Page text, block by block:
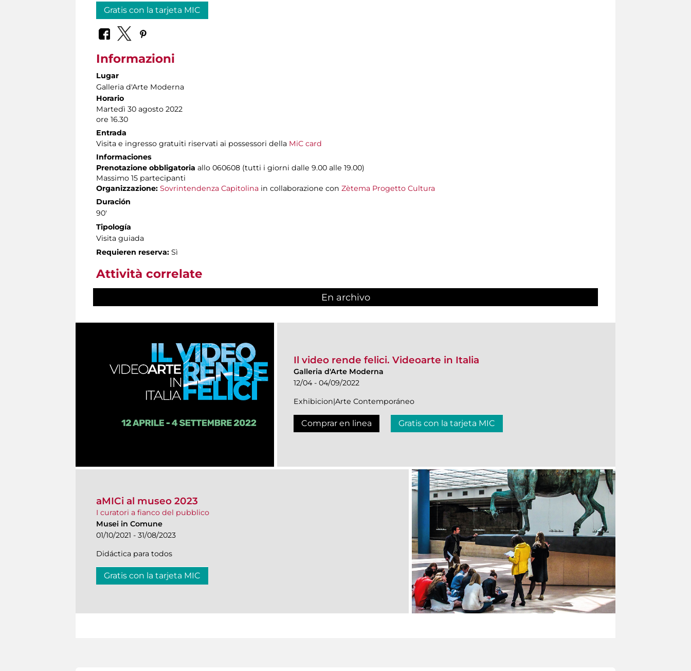
Gratis con la tarjeta MIC
Informazioni
Lugar
Galleria d'Arte Moderna
Horario
Martedì 30 agosto 2022
ore 16.30
Entrada
Visita e ingresso gratuiti riservati ai possessori della MiC card
Informaciones
Prenotazione obbligatoria allo 060608 (tutti i giorni dalle 9.00 alle 19.00)
Massimo 15 partecipanti
Organizzazione: Sovrintendenza Capitolina in collaborazione con Zètema Progetto Cultura
Duración
90'
Tipología
Visita guiada
Requieren reserva: Sì
Attività correlate
En archivo
Il video rende felici. Videoarte in Italia
Galleria d'Arte Moderna
12/04 - 04/09/2022
Exhibicion|Arte Contemporáneo
Comprar en linea Gratis con la tarjeta MIC
aMICi al museo 2023
I curatori a fianco del pubblico
Musei in Comune
01/10/2021 - 31/08/2023
Didáctica para todos
Gratis con la tarjeta MIC